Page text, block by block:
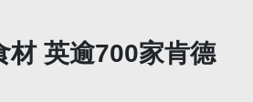
材 英逾700家肯德